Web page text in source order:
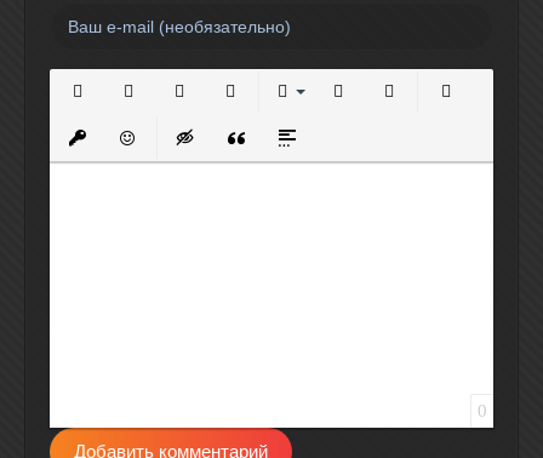
Вставить защищенную ссылку
Вставить смайлик
Вставка скрытого текста
Вставка цитаты
Вставка спойлера
0
Добавить комментарий